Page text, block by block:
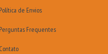
Política de Envios
Perguntas Frequentes
Contato